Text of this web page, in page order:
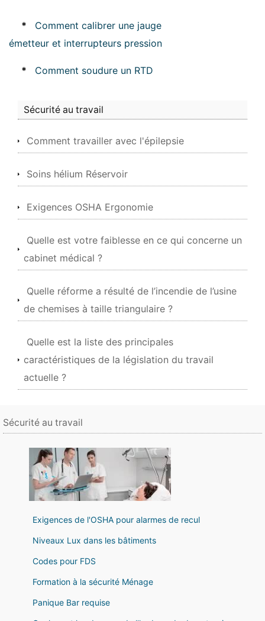
*
Comment calibrer une jauge
émetteur et interrupteurs pression
* Comment soudure un RTD
Sécurité au travail
Comment travailler avec l'épilepsie
Soins hélium Réservoir
Exigences OSHA Ergonomie
Quelle est votre faiblesse en ce qui concerne un
cabinet médical ?
Quelle réforme a résulté de l’incendie de l’usine
de chemises à taille triangulaire ?
Quelle est la liste des principales
caractéristiques de la législation du travail
actuelle ?
Sécurité au travail
Exigences de l'OSHA pour alarmes de recul
Niveaux Lux dans les bâtiments
Codes pour FDS
Formation à la sécurité Ménage
Panique Bar requise